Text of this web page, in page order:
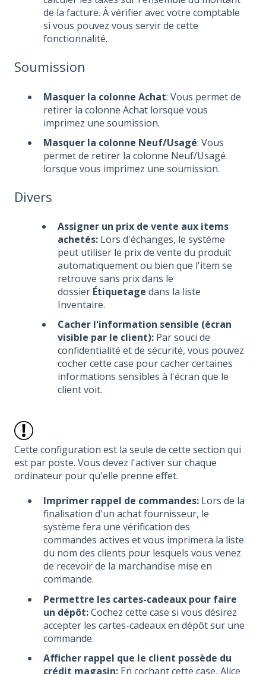
de la facture. À vérifier avec votre comptable
si vous pouvez vous servir de cette
fonctionnalité.
Soumission
Masquer la colonne Achat: Vous permet de
retirer la colonne Achat lorsque vous
imprimez une soumission.
Masquer la colonne Neuf/Usagé: Vous
permet de retirer la colonne Neuf/Usagé
lorsque vous imprimez une soumission.
Divers
Assigner un prix de vente aux items
achetés: Lors d'échanges, le système
peut utiliser le prix de vente du produit
automatiquement ou bien que l'item se
retrouve sans prix dans le
dossier Étiquetage dans la liste
Inventaire.
Cacher l'information sensible (écran
visible par le client): Par souci de
confidentialité et de sécurité, vous pouvez
cocher cette case pour cacher certaines
informations sensibles à l'écran que le
client voit.
Cette configuration est la seule de cette section qui
est par poste. Vous devez l'activer sur chaque
ordinateur pour qu'elle prenne effet.
Imprimer rappel de commandes: Lors de la
finalisation d'un achat fournisseur, le
système fera une vérification des
commandes actives et vous imprimera la liste
du nom des clients pour lesquels vous venez
de recevoir de la marchandise mise en
commande.
Permettre les cartes-cadeaux pour faire
un dépôt:Cochez cette case si vous désirez
accepter les cartes-cadeaux en dépôt sur une
commande.
Afficher rappel que le client possède du
crédit magasin: En cochant cette case, Alice